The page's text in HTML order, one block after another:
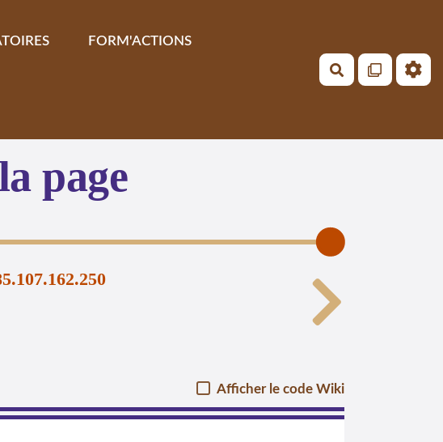
FORM'ACTIONS
Rechercher
page
Afficher le code Wiki